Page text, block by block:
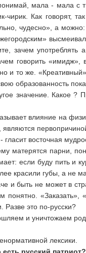
мала - мала с
Как говорят,
чудесно», а
зачем
говорить «имидж»,
и то же.
образованность
значение. Какое ?
влияние на
являются
гласит восточная
матерятся парни,
если буду пить и
красили губы, а не
быть не может в
понятно.
Разве это по-русски?
и уничтожаем
лексики.